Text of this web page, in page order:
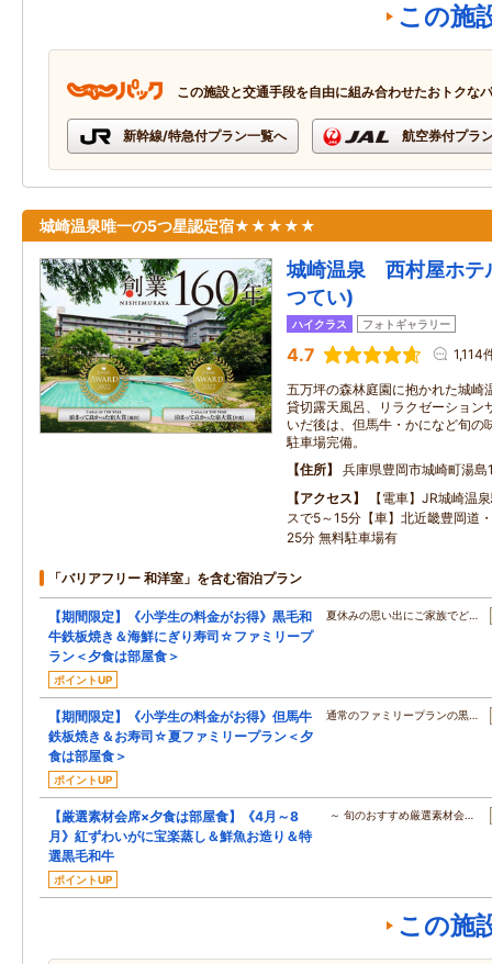
この施
この施設と交通手段を自由に組み合わせたおトクな
新幹線/特急付プラン一覧へ 航空券付プラ
城崎温泉唯一の5つ星認定宿★★★★★
城崎温泉 西村屋ホテ
つてい)
ハイクラス フォトギャラリー
4.7 1,114
五万坪の森林庭園に抱かれた城崎
貸切露天風呂、リラクゼーション
いだ後は、但馬牛・かになど旬の
駐車場完備。
住所
兵庫県豊岡市城崎町湯
アクセス
【電車】JR城崎温
スで5～15分【車】北近畿豊岡道
25分 無料駐車場有
「バリアフリー 和洋室」を含む宿泊プラン
【期間限定】《小学生の料金がお得》黒毛和
牛鉄板焼き＆海鮮にぎり寿司☆ファミリープ
ラン＜夕食は部屋食＞
ポイントUP
夏休みの思い出にご家族でど…
【期間限定】《小学生の料金がお得》但馬牛
鉄板焼き＆お寿司☆夏ファミリープラン＜夕
食は部屋食＞
ポイントUP
通常のファミリープランの黒…
【厳選素材会席×夕食は部屋食】《4月～8
月》紅ずわいがに宝楽蒸し＆鮮魚お造り＆特
選黒毛和牛
ポイントUP
～ 旬のおすすめ厳選素材会…
この施